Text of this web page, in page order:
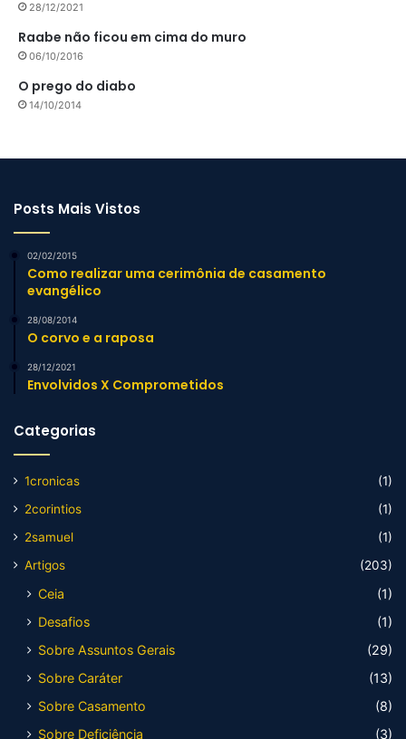
28/12/2021
Raabe não ficou em cima do muro
06/10/2016
O prego do diabo
14/10/2014
Posts Mais Vistos
02/02/2015
Como realizar uma cerimônia de casamento
evangélico
28/08/2014
O corvo e a raposa
28/12/2021
Envolvidos X Comprometidos
Categorias
1cronicas
(1)
2corintios
(1)
2samuel
(1)
Artigos
(203)
Ceia
(1)
Desafios
(1)
Sobre Assuntos Gerais
(29)
Sobre Caráter
(13)
Sobre Casamento
(8)
Sobre Deficiência
(3)